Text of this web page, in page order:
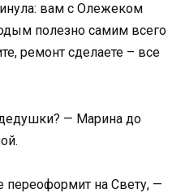
вам с Олежеком
полезно самим всего
ремонт сделаете – все
— Марина до
на Свету, —